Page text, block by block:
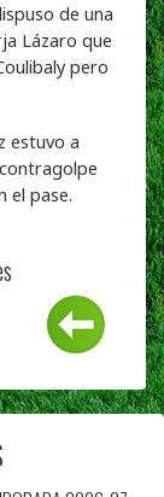
de una
Lázaro que
pero
estuvo a
el pase.